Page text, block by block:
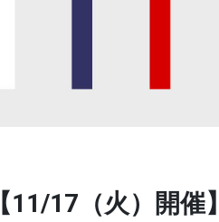
【11/17（火）開